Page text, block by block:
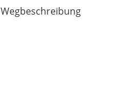
Wegbeschreibung